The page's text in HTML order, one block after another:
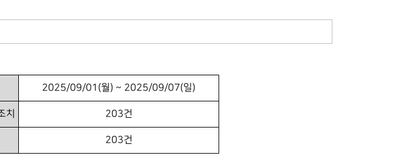
2025/09/01(월) ~ 2025/09/07(일)
치 203건
203건